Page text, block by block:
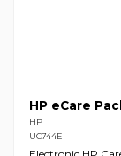
HP eCare
HP
UC744E